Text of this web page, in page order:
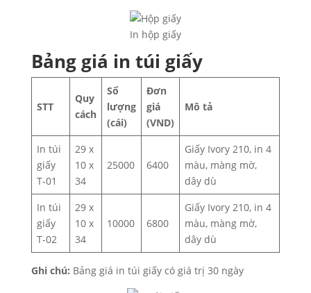
In hộp giấy
Bảng giá in túi giấy
STT
Quy
cách
Số
lượng
(cái)
Đơn
giá
(VND)
Mô tả
In túi
giấy
T-01
29 x
10 x
34
25000 6400
Giấy Ivory 210, in 4
màu, màng mờ,
dây dù
In túi
giấy
T-02
29 x
10 x
34
10000 6800
Giấy Ivory 210, in 4
màu, màng mờ,
dây dù
Ghi chú: Bảng giá in túi giấy có giá trị 30 ngày